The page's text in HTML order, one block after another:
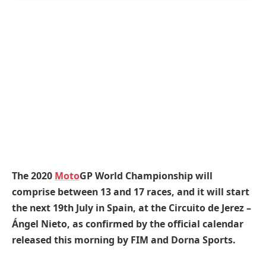
The 2020 MotoGP World Championship will
comprise between 13 and 17 races, and it will start
the next 19th July in Spain, at the Circuito de Jerez –
Ángel Nieto, as confirmed by the official calendar
released this morning by FIM and Dorna Sports.